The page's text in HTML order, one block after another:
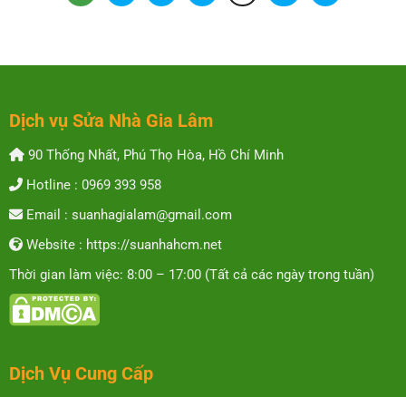
Dịch vụ Sửa Nhà Gia Lâm
90 Thống Nhất, Phú Thọ Hòa, Hồ Chí Minh
Hotline : 0969 393 958
Email : suanhagialam@gmail.com
Website : https://suanhahcm.net
Thời gian làm việc: 8:00 – 17:00 (Tất cả các ngày trong tuần)
Dịch Vụ Cung Cấp